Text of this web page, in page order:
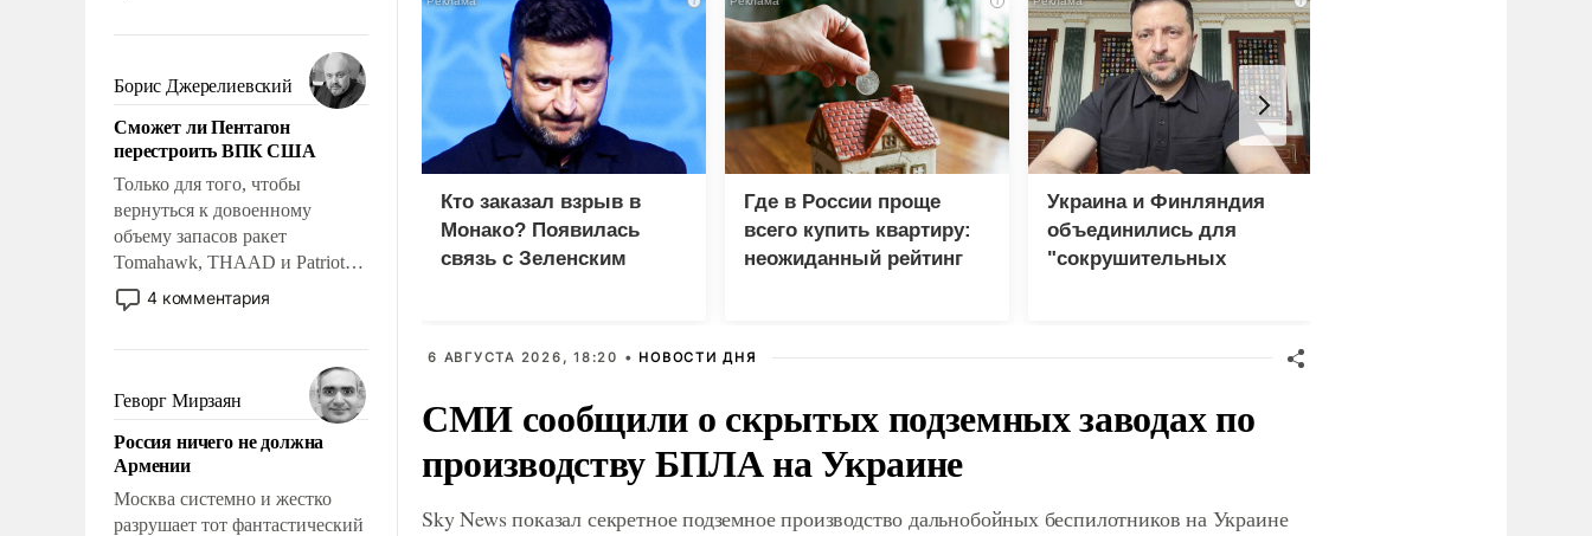
мужественным и твердым под
ударами судьбы, брать на себя
ответственность, помогать
слабым, идти вперед и
адаптироваться.
Борис Джерелиевский
Сможет ли Пентагон
перестроить ВПК США
Только для того, чтобы
вернуться к довоенному
объему запасов ракет
Tomahawk, THAAD и Patriot
США потребуется более трех
лет. Даже небольшая война с
Сложившаяся ситуация
означает многолетний период
уязвимости США, например,
перед Китаем.
4 комментария
Геворг Мирзаян
Россия ничего не должна
Армении
Москва системно и жестко
разрушает тот фантастический
Кто заказал взрыв в
Монако? Появилась
связь с Зеленским
Где в России проще
всего купить квартиру:
неожиданный рейтинг
Украина и Финляндия
объединились для
"сокрушительных
6 АВГУСТА 2026, 18:20 • НОВОСТИ ДНЯ
СМИ сообщили о скрытых подземных заводах по
производству БПЛА на Украине
Sky News показал секретное подземное производство дальнобойных беспилотников на Украине